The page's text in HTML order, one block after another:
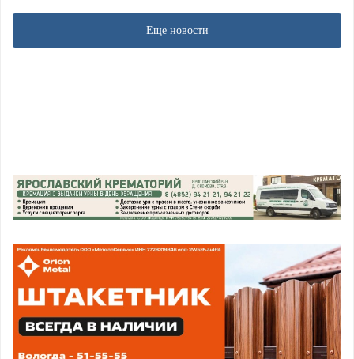
Еще новости